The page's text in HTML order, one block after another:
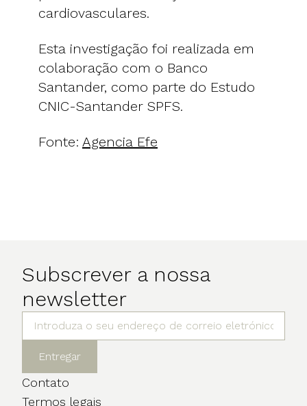
cardiovasculares.
Esta investigação foi realizada em
colaboração com o Banco
Santander, como parte do Estudo
CNIC-Santander SPFS.
Fonte: Agencia Efe
Subscrever a nossa
newsletter
Entregar
Contato
Termos legais